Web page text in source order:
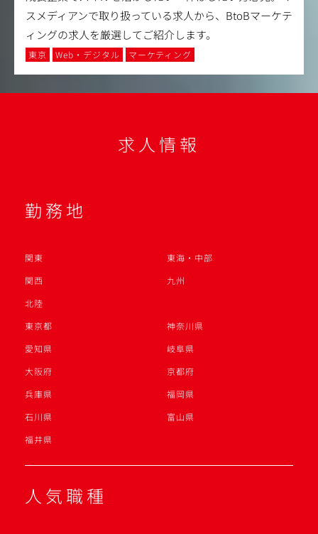
スメディアンで取り扱っている求人から、BtoBマーケテ
ィングの求人を厳選してご紹介します。
東京 Web・デジタル マーケティング
求人情報
勤務地
関東
東海・中部
関西
九州
北陸
東京都
神奈川県
愛知県
岐阜県
大阪府
京都府
兵庫県
福岡県
石川県
富山県
福井県
人気職種